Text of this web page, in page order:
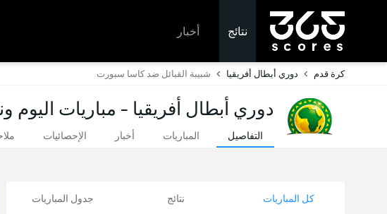
نتائج أخبار
كرة قدم دوري أبطال أفريقيا شبيبة القبائل ضد كاسا سبورت
دوري أبطال أفريقيا - مباريات اليوم
التفاصيل المباريات أخبار الإحصائيات
كل المباريات نتائج جدول المباريات